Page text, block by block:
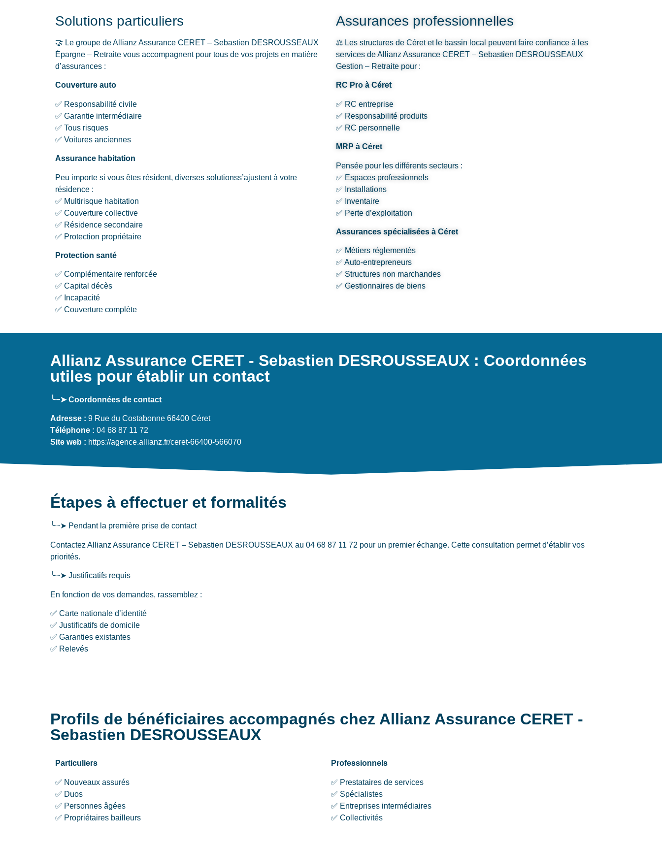
Solutions particuliers
🤝 Le groupe de Allianz Assurance CERET – Sebastien DESROUSSEAUX
Épargne – Retraite vous accompagnent pour tous de vos projets en matière
d’assurances :
Couverture auto
✅ Responsabilité civile
✅ Garantie intermédiaire
✅ Tous risques
✅ Voitures anciennes
Assurance habitation
Peu importe si vous êtes résident, diverses solutionss’ajustent à votre
résidence :
✅ Multirisque habitation
✅ Couverture collective
✅ Résidence secondaire
✅ Protection propriétaire
Protection santé
✅ Complémentaire renforcée
✅ Capital décès
✅ Incapacité
✅ Couverture complète
Assurances professionnelles
⚖️ Les structures de Céret et le bassin local peuvent faire confiance à les
services de Allianz Assurance CERET – Sebastien DESROUSSEAUX
Gestion – Retraite pour :
RC Pro à Céret
✅ RC entreprise
✅ Responsabilité produits
✅ RC personnelle
MRP à Céret
Pensée pour les différents secteurs :
✅ Espaces professionnels
✅ Installations
✅ Inventaire
✅ Perte d’exploitation
Assurances spécialisées à Céret
✅ Métiers réglementés
✅ Auto-entrepreneurs
✅ Structures non marchandes
✅ Gestionnaires de biens
Allianz Assurance CERET - Sebastien DESROUSSEAUX : Coordonnées
utiles pour établir un contact
╰┈➤ Coordonnées de contact
Adresse : 9 Rue du Costabonne 66400 Céret
Téléphone : 04 68 87 11 72
Site web : https://agence.allianz.fr/ceret-66400-566070
Étapes à effectuer et formalités
╰┈➤ Pendant la première prise de contact
Contactez Allianz Assurance CERET – Sebastien DESROUSSEAUX au 04 68 87 11 72 pour un premier échange. Cette consultation permet d’établir vos
priorités.
╰┈➤ Justificatifs requis
En fonction de vos demandes, rassemblez :
✅ Carte nationale d’identité
✅ Justificatifs de domicile
✅ Garanties existantes
✅ Relevés
Profils de bénéficiaires accompagnés chez Allianz Assurance CERET -
Sebastien DESROUSSEAUX
Particuliers
✅ Nouveaux assurés
✅ Duos
✅ Personnes âgées
✅ Propriétaires bailleurs
Professionnels
✅ Prestataires de services
✅ Spécialistes
✅ Entreprises intermédiaires
✅ Collectivités